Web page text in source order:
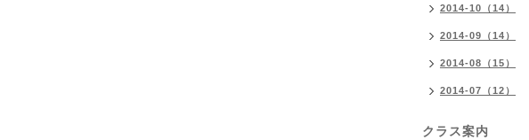
2014-10（14）
2014-09（14）
2014-08（15）
2014-07（12）
クラス案内